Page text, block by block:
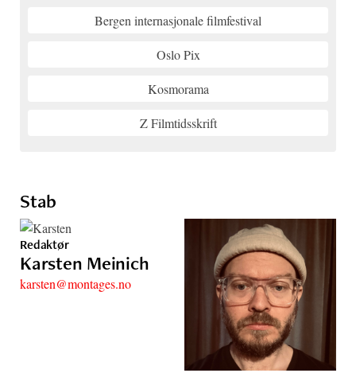
Bergen internasjonale filmfestival
Oslo Pix
Kosmorama
Z Filmtidsskrift
Stab
Redaktør
Karsten Meinich
karsten@montages.no